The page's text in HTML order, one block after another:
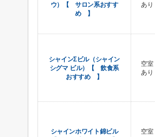
ウ）【 サロン系おすす
め 】
あり
シャインΣビル（シャイン
シグマ ビル）【 飲食系
おすすめ 】
空室
あり
シャインホワイト錦ビル
空室